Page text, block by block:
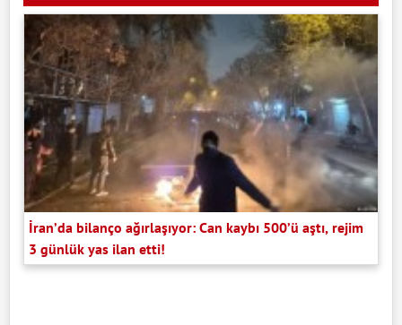
İran’da bilanço ağırlaşıyor: Can kaybı 500’ü aştı, rejim
3 günlük yas ilan etti!